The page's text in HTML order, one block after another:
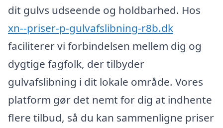
dit gulvs udseende og holdbarhed. Hos
xn--priser-p-gulvafslibning-r8b.dk
faciliterer vi forbindelsen mellem dig og
dygtige fagfolk, der tilbyder
gulvafslibning i dit lokale område. Vores
platform gør det nemt for dig at indhente
flere tilbud, så du kan sammenligne priser